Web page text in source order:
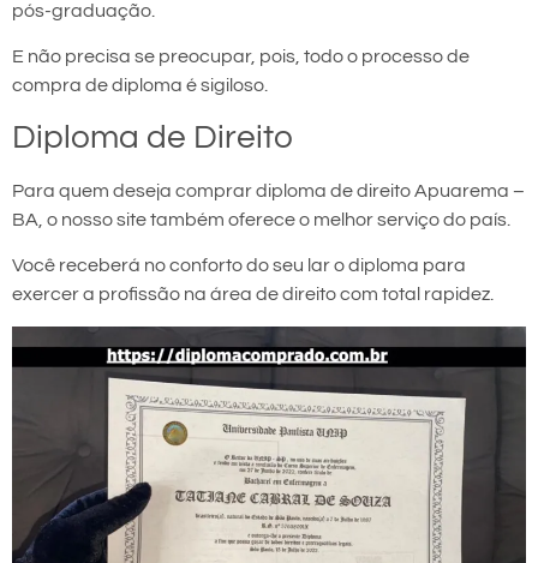
pós-graduação.
E não precisa se preocupar, pois, todo o processo de
compra de diploma é sigiloso.
Diploma de Direito
Para quem deseja comprar diploma de direito Apuarema –
BA, o nosso site também oferece o melhor serviço do país.
Você receberá no conforto do seu lar o diploma para
exercer a profissão na área de direito com total rapidez.